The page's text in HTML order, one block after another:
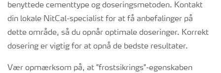
benyttede cementtype og doseringsmetoden. Kontakt
din lokale NitCal-specialist for at få anbefalinger på
dette område, så du opnår optimale doseringer. Korrekt
dosering er vigtig for at opnå de bedste resultater.
Vær opmærksom på, at "frostsikrings"-egenskaben